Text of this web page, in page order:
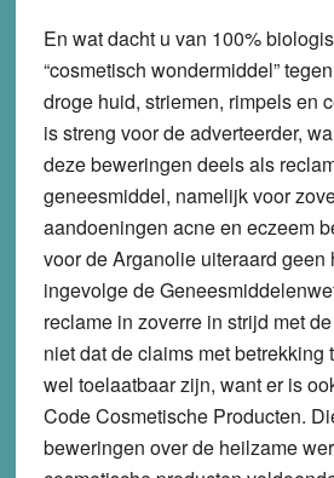
En wat dacht u van 100%
“cosmetisch wondermiddel”
droge huid, striemen, rimpels en
is streng voor de adverteerder,
deze beweringen deels als
geneesmiddel, namelijk voor
aandoeningen acne en eczeem
voor de Arganolie uiteraard
ingevolge de
reclame in zoverre in strijd met
niet dat de claims met betrekking
wel toelaatbaar zijn, want er is
Code Cosmetische Producten.
beweringen over de heilzame